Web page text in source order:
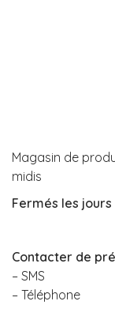
Magasin de
midis
Fermés les
Contacter de
– SMS
– Téléphone